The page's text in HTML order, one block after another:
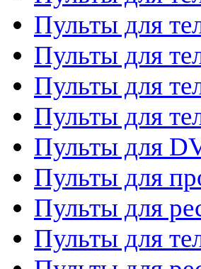
Пульты для
Пульты для
Пульты для
Пульты для
Пульты для
Пульты для
Пульты для
Пульты для